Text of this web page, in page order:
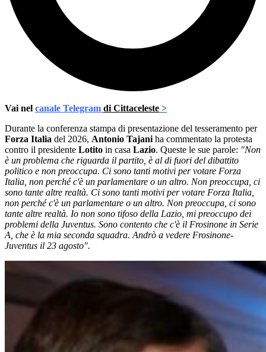
Vai nel canale Telegram di Cittaceleste >
Durante la conferenza stampa di presentazione del tesseramento per
Forza Italia del 2026, Antonio Tajani ha commentato la protesta
contro il presidente Lotito in casa Lazio. Queste le sue parole: "Non
è un problema che riguarda il partito, è al di fuori del dibattito
politico e non preoccupa. Ci sono tanti motivi per votare Forza
Italia, non perché c'è un parlamentare o un altro. Non preoccupa, ci
sono tante altre realtà. Ci sono tanti motivi per votare Forza Italia,
non perché c'è un parlamentare o un altro. Non preoccupa, ci sono
tante altre realtà. Io non sono tifoso della Lazio, mi preoccupo dei
problemi della Juventus. Sono contento che c'è il Frosinone in Serie
A, che è la mia seconda squadra. Andrò a vedere Frosinone-
Juventus il 23 agosto".